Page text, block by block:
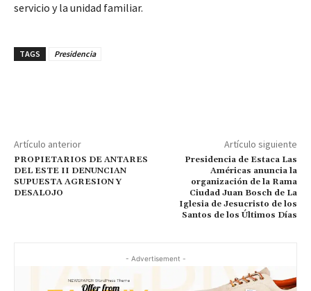
servicio y la unidad familiar.
TAGS Presidencia
Artículo anterior
PROPIETARIOS DE ANTARES
DEL ESTE II DENUNCIAN
SUPUESTA AGRESION Y
DESALOJO
Artículo siguiente
Presidencia de Estaca Las
Américas anuncia la
organización de la Rama
Ciudad Juan Bosch de La
Iglesia de Jesucristo de los
Santos de los Últimos Días
- Advertisement -